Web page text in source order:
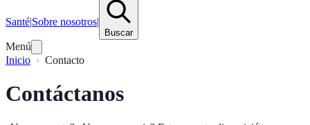
Santé|Sobre nosotros|
Buscar
Menú
Inicio
Contacto
Contáctanos